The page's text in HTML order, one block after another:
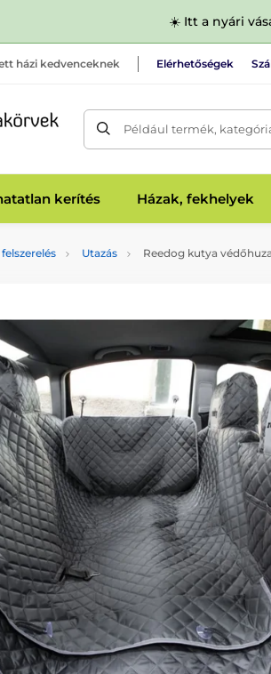
☀️ Itt a nyári
házi kedvenceknek Elérhetőségek
Például termék,
kerítés Házak, fekhelyek
Utazás Reedog kutya